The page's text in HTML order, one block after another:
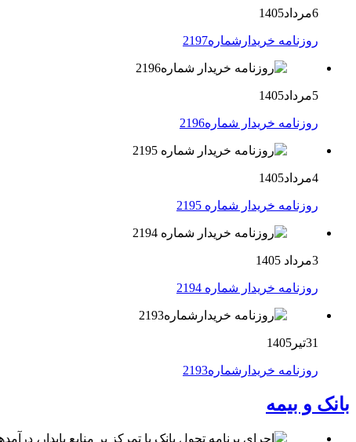
6مرداد1405
روزنامه خریدارشماره2197
5مرداد1405
روزنامه خریدار شماره2196
4مرداد1405
روزنامه خریدار شماره 2195
3مرداد 1405
روزنامه خریدار شماره 2194
31تیر1405
روزنامه خریدارشماره2193
بانک و بیمه